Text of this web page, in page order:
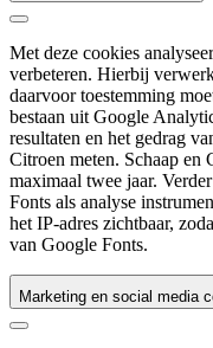
Met deze cookies
verbeteren. Hierbij
daarvoor toestemming
bestaan uit Google
resultaten en het gedrag
Citroen meten. Schaap en
maximaal twee jaar.
Fonts als analyse
het IP-adres zichtbaar,
van Google Fonts.
Marketing en social media